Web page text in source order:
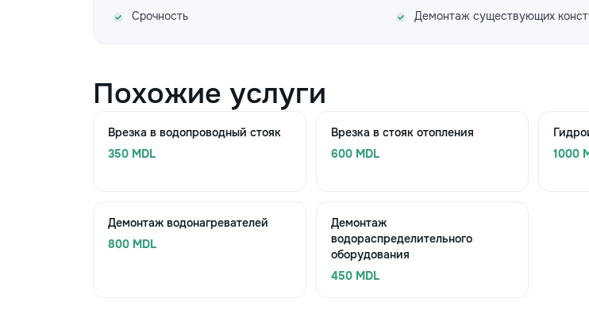
Срочность
Демонтаж существующих
Похожие услуги
Врезка в водопроводный стояк
350 MDL
Врезка в стояк отопления
600 MDL
1000
Демонтаж водонагревателей
800 MDL
Демонтаж
водораспределительного
оборудования
450 MDL